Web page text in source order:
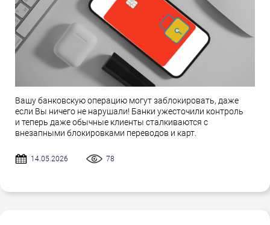
Вашу банковскую операцию могут заблокировать, даже
если Вы ничего не нарушали! Банки ужесточили контроль
и теперь даже обычные клиенты сталкиваются с
внезапными блокировками переводов и карт.
14.05.2026 78